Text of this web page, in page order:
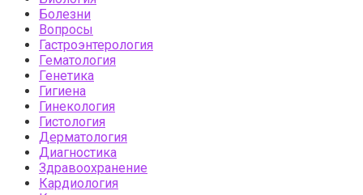
Болезни
Вопросы
Гастроэнтерология
Гематология
Генетика
Гигиена
Гинекология
Гистология
Дерматология
Диагностика
Здравоохранение
Кардиология